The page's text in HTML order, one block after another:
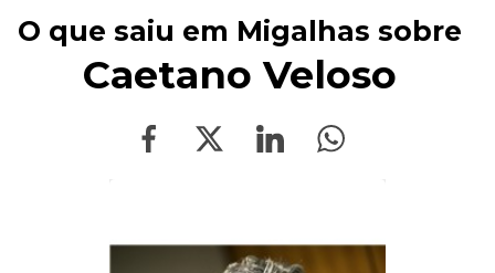
O que saiu em Migalhas sobre
Caetano Veloso